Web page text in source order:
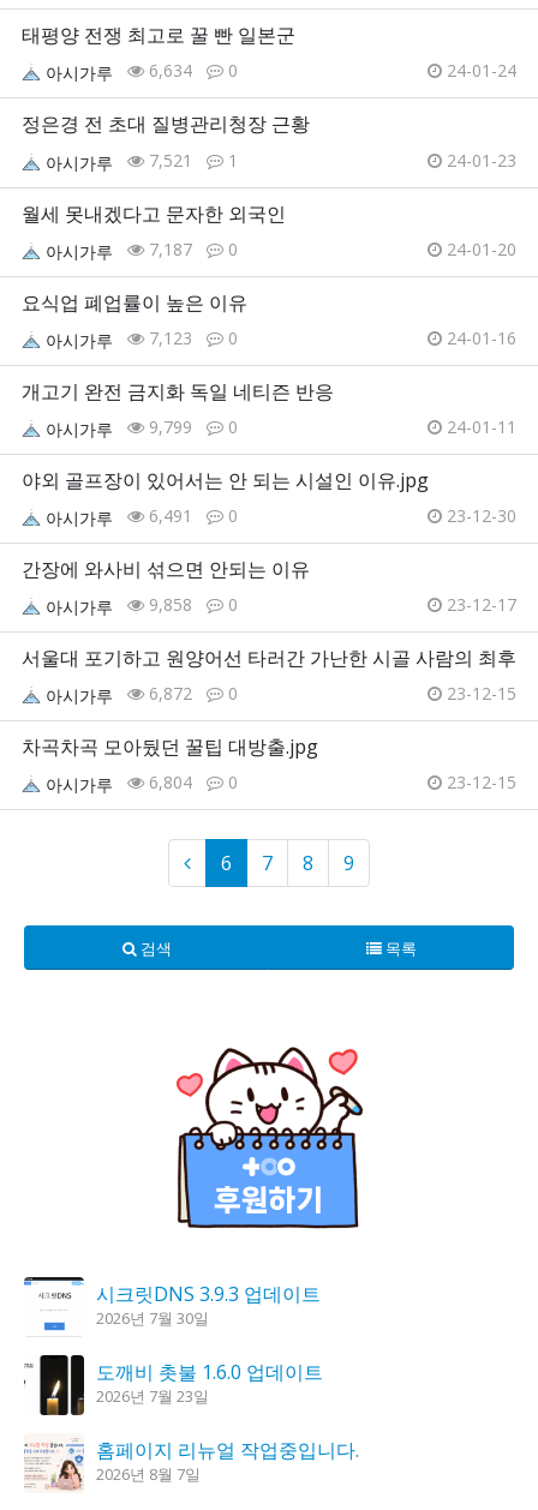
태평양 전쟁 최고로 꿀 빤 일본군
아시가루 6,634 0 24-01-24
정은경 전 초대 질병관리청장 근황
아시가루 7,521 1 24-01-23
월세 못내겠다고 문자한 외국인
아시가루 7,187 0 24-01-20
요식업 폐업률이 높은 이유
아시가루 7,123 0 24-01-16
개고기 완전 금지화 독일 네티즌 반응
아시가루 9,799 0 24-01-11
야외 골프장이 있어서는 안 되는 시설인 이유.jpg
아시가루 6,491 0 23-12-30
간장에 와사비 섞으면 안되는 이유
아시가루 9,858 0 23-12-17
서울대 포기하고 원양어선 타러간 가난한 시골 사람의 최후
아시가루 6,872 0 23-12-15
차곡차곡 모아뒀던 꿀팁 대방출.jpg
아시가루 6,804 0 23-12-15
6 7 8 9
검색 목록
시크릿DNS 3.9.3 업데이트
2026년 7월 30일
도깨비 촛불 1.6.0 업데이트
2026년 7월 23일
홈페이지 리뉴얼 작업중입니다.
2026년 8월 7일